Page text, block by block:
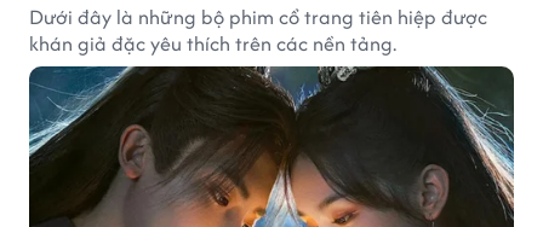
Dưới đây là những bộ phim cổ trang tiên hiệp được
khán giả đặc yêu thích trên các nền tảng.